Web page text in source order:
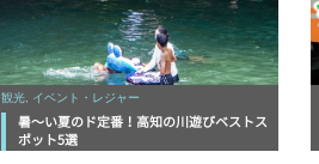
観光, イベント・レジャー
暑～い夏のド定番！高知の川遊びベストス
ポット5選